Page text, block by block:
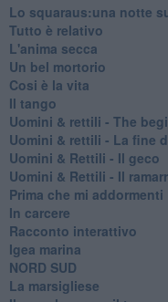
Lo squaraus:una notte
Tutto è relativo
L'anima secca
Un bel mortorio
Cosi è la vita
Il tango
​Uomini & rettili - The
​Uomini & rettili - La fine
Uomini & Rettili - Il geco
Uomini & Rettili - Il
Prima che mi addormenti
In carcere
Racconto interattivo
Igea marina
​NORD SUD
La marsigliese